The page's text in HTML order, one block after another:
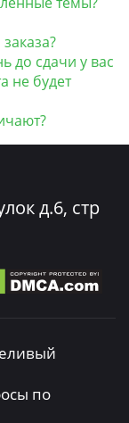
до сдачи у вас
не будет
д.6, стр
по